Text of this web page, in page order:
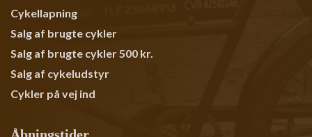
Cykellapning
Salg af brugte cykler
Salg af brugte cykler 500 kr.
Salg af cykeludstyr
Cykler på vej ind